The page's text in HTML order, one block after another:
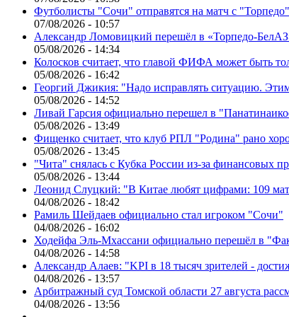
Футболисты "Сочи" отправятся на матч с "Торпедо"
07/08/2026 - 10:57
Александр Ломовицкий перешёл в «Торпедо-
05/08/2026 - 14:34
Колосков считает, что главой ФИФА может быть
05/08/2026 - 16:42
Георгий Джикия: "Надо исправлять ситуацию.
05/08/2026 - 14:52
Ливай Гарсия официально перешел в
05/08/2026 - 13:49
Фищенко считает, что клуб РПЛ "Родина" рано
05/08/2026 - 13:45
"Чита" снялась с Кубка России из-за финансовых
05/08/2026 - 13:44
Леонид Слуцкий: "В Китае любят цифрами: 109
04/08/2026 - 18:42
Рамиль Шейдаев официально стал игроком "Сочи"
04/08/2026 - 16:02
Ходейфа Эль-Мхассани официально перешёл в
04/08/2026 - 14:58
Александр Алаев: "KPI в 18 тысяч зрителей -
04/08/2026 - 13:57
Арбитражный суд Томской области 27 августа
04/08/2026 - 13:56